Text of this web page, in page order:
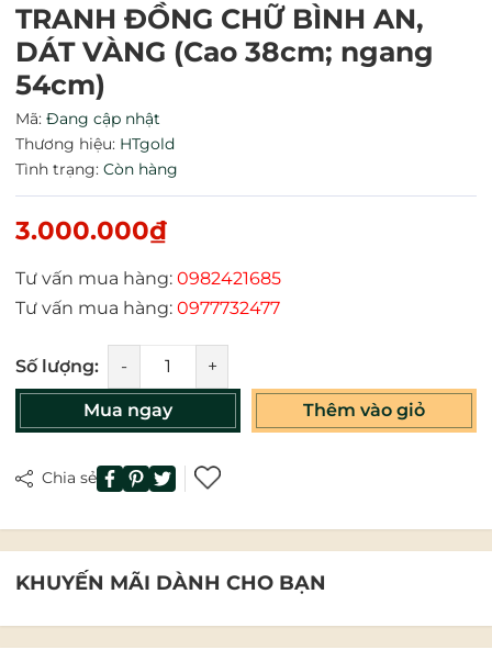
TRANH ĐỒNG CHỮ BÌNH AN,
DÁT VÀNG (Cao 38cm; ngang
54cm)
Mã: Đang cập nhật
Thương hiệu: HTgold
Tình trạng: Còn hàng
3.000.000₫
Tư vấn mua hàng: 0982421685
Tư vấn mua hàng: 0977732477
Số lượng: - +
Mua ngay Thêm vào giỏ
Chia sẻ
KHUYẾN MÃI DÀNH CHO BẠN
Mã giảm giá:
Ngày hết hạn:
Điều kiện: